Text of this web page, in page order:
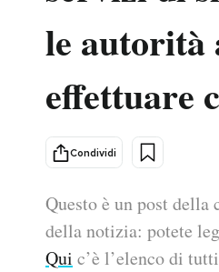
Storie/Idee
Altrecose
Mondiali calcio 2026
le autorità
effettuare
Condividi
Questo è un post
della notizia: potete
Qui c’è l’elenco di